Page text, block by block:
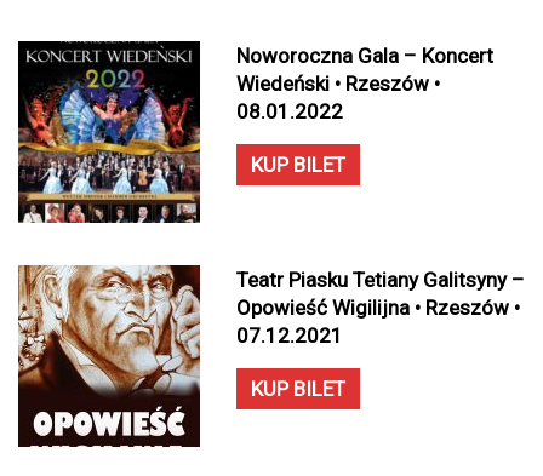
Noworoczna Gala – Koncert
Wiedeński • Rzeszów •
08.01.2022
KUP BILET
Teatr Piasku Tetiany Galitsyny –
Opowieść Wigilijna • Rzeszów •
07.12.2021
KUP BILET